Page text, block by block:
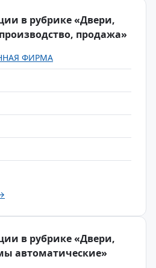
в рубрике «Двери,
продажа»
ФИРМА
в рубрике «Двери,
автоматические»